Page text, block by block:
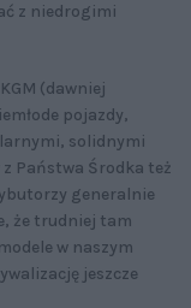
z niedrogimi
(dawniej
pojazdy,
solidnymi
Państwa Środka też
generalnie
że trudniej tam
w naszym
jeszcze